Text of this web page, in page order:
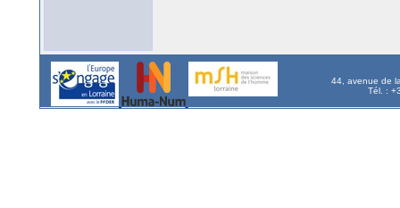
44, avenue de
Tél. :